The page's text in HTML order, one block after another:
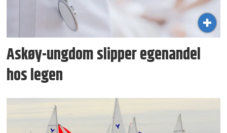
Askøy-ungdom slipper egenandel
hos legen